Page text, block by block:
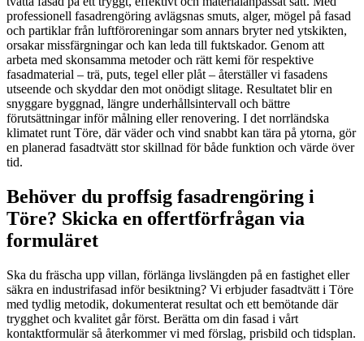
professionell fasadrengöring avlägsnas smuts, alger, mögel på fasad
och partiklar från luftföroreningar som annars bryter ned ytskikten,
orsakar missfärgningar och kan leda till fuktskador. Genom att
arbeta med skonsamma metoder och rätt kemi för respektive
fasadmaterial – trä, puts, tegel eller plåt – återställer vi fasadens
utseende och skyddar den mot onödigt slitage. Resultatet blir en
snyggare byggnad, längre underhållsintervall och bättre
förutsättningar inför målning eller renovering. I det norrländska
klimatet runt Töre, där väder och vind snabbt kan tära på ytorna, gör
en planerad fasadtvätt stor skillnad för både funktion och värde över
tid.
Behöver du proffsig fasadrengöring i
Töre? Skicka en offertförfrågan via
formuläret
Ska du fräscha upp villan, förlänga livslängden på en fastighet eller
säkra en industrifasad inför besiktning? Vi erbjuder fasadtvätt i Töre
med tydlig metodik, dokumenterat resultat och ett bemötande där
trygghet och kvalitet går först. Berätta om din fasad i vårt
kontaktformulär så återkommer vi med förslag, prisbild och tidsplan.